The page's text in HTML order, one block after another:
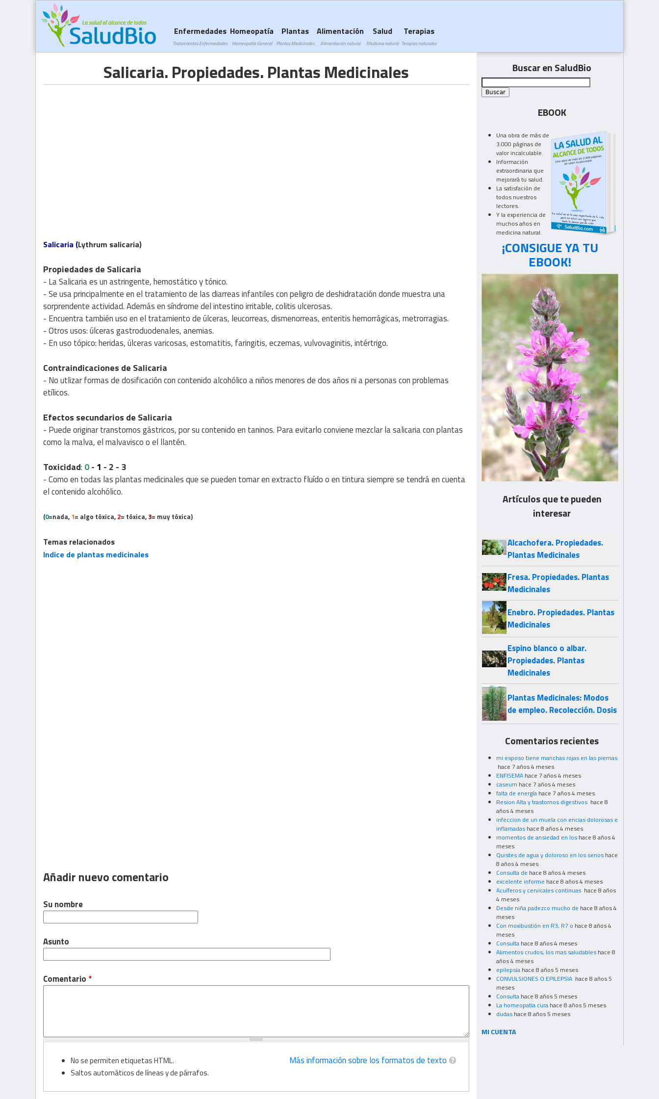
Salicaria. Propiedades. Plantas Medicinales
Salicaria (Lythrum salicaria)
Propiedades de Salicaria
- La Salicaria es un astringente, hemostático y tónico.
- Se usa principalmente en el tratamiento de las diarreas infantiles con peligro de deshidratación donde muestra una
sorprendente actividad. Además en síndrome del intestino irritable, colitis ulcerosas.
- Encuentra también uso en el tratamiento de úlceras, leucorreas, dismenorreas, enteritis hemorrágicas, metrorragias.
- Otros usos: úlceras gastroduodenales, anemias.
- En uso tópico: heridas, úlceras varicosas, estomatitis, faringitis, eczemas, vulvovaginitis, intértrigo.
Contraindicaciones de Salicaria
- No utlizar formas de dosificación con contenido alcohólico a niños menores de dos años ni a personas con problemas
etílicos.
Efectos secundarios de Salicaria
- Puede originar transtornos gástricos, por su contenido en taninos. Para evitarlo conviene mezclar la salicaria con plantas
como la malva, el malvavisco o el llantén.
Toxicidad: 0- 1 - 2 - 3
- Como en todas las plantas medicinales que se pueden tomar en extracto fluído o en tintura siempre se tendrá en cuenta
el contenido alcohólico.
(0=nada, 1= algo tóxica, 2= tóxica, 3= muy tóxica)
Temas relacionados
Indice de plantas medicinales
Añadir nuevo comentario
Su nombre
Asunto
Comentario *
Más información sobre los formatos de texto
No se permiten etiquetas HTML.
Saltos automáticos de líneas y de párrafos.
Enfermedades
Tratamientos Enfermedades
Homeopatía
Homeopatía General
Plantas
Plantas Medicinales
Alimentación
Alimentación natural
Salud
Medicina natural
Terapias
Terapias naturales
Buscar en SaludBio
EBOOK
Una obra de más de
3.000 páginas de
valor incalculable.
Información
extraordinaria que
mejorará tu salud.
La satisfación de
todos nuestros
lectores.
Y la experiencia de
muchos años en
medicina natural.
¡CONSIGUE YA TU
EBOOK!
Artículos que te pueden
interesar
Alcachofera. Propiedades.
Plantas Medicinales
Fresa. Propiedades. Plantas
Medicinales
Enebro. Propiedades. Plantas
Medicinales
Espino blanco o albar.
Propiedades. Plantas
Medicinales
Plantas Medicinales: Modos
de empleo. Recolección. Dosis
Comentarios recientes
mi esposo tiene manchas rojas en las piernas
hace 7 años 4 meses
ENFISEMA hace 7 años 4 meses
caseum hace 7 años 4 meses
falta de energía hace 7 años 4 meses
Resion Alta y trastornos digestivos hace 8
años 4 meses
infeccion de un muela con encias dolorosas e
inflamadas hace 8 años 4 meses
momentos de ansiedad en los hace 8 años 4
meses
Quistes de agua y doloroso en los senos hace
8 años 4 meses
Consulta de hace 8 años 4 meses
excelente informe hace 8 años 4 meses
Acuíferos y cervicales continuas hace 8 años
4 meses
Desde niña padezco mucho de hace 8 años 4
meses
Con moxibustión en R3, R7 o hace 8 años 4
meses
Consulta hace 8 años 4 meses
Alimentos crudos, los mas saludables hace 8
años 4 meses
epilepsia hace 8 años 5 meses
CONVULSIONES O EPILEPSIA hace 8 años 5
meses
Consulta hace 8 años 5 meses
La homeopatia cura hace 8 años 5 meses
dudas hace 8 años 5 meses
MI CUENTA